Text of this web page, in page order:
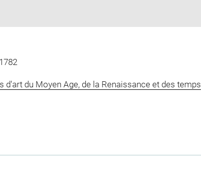
d'art du Moyen Age, de la Renaissance et des temps